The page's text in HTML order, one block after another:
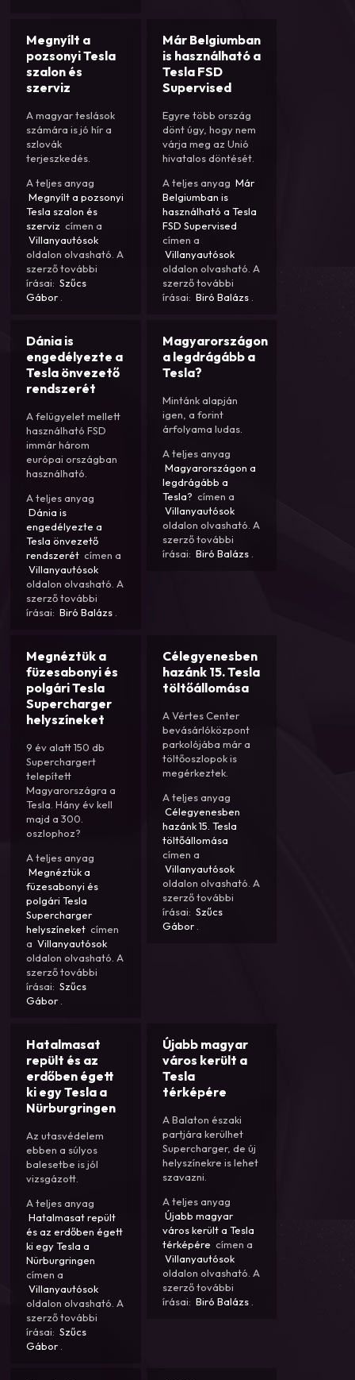
Megnyílt a
pozsonyi Tesla
szalon és
szerviz
A magyar teslások
számára is jó hír a
szlovák
terjeszkedés.
A teljes anyag
Megnyílt a pozsonyi
Tesla szalon és
szerviz címen a
Villanyautósok
oldalon olvasható. A
szerző további
írásai: Szűcs
Gábor
Már Belgiumban
is használható a
Tesla FSD
Supervised
Egyre több ország
dönt úgy, hogy nem
várja meg az Unió
hivatalos döntését.
A teljes anyag Már
Belgiumban is
használható a Tesla
FSD Supervised
címen a
Villanyautósok
oldalon olvasható. A
szerző további
írásai: Biró Balázs
Dánia is
engedélyezte a
Tesla önvezető
rendszerét
A felügyelet mellett
használható FSD
immár három
európai országban
használható.
A teljes anyag
Dánia is
engedélyezte a
Tesla önvezető
rendszerét címen a
Villanyautósok
oldalon olvasható. A
szerző további
írásai: Biró Balázs
Magyarországon
a legdrágább a
Tesla?
Mintánk alapján
igen, a forint
árfolyama ludas.
A teljes anyag
Magyarországon a
legdrágább a
Tesla? címen a
Villanyautósok
oldalon olvasható. A
szerző további
írásai: Biró Balázs
Megnéztük a
füzesabonyi és
polgári Tesla
Supercharger
helyszíneket
9 év alatt 150 db
Superchargert
telepített
Magyarországra a
Tesla. Hány év kell
majd a 300.
oszlophoz?
A teljes anyag
Megnéztük a
füzesabonyi és
polgári Tesla
Supercharger
helyszíneket címen
a Villanyautósok
oldalon olvasható. A
szerző további
írásai: Szűcs
Gábor
Célegyenesben
hazánk 15. Tesla
töltőállomása
A Vértes Center
bevásárlóközpont
parkolójába már a
töltőoszlopok is
megérkeztek.
A teljes anyag
Célegyenesben
hazánk 15. Tesla
töltőállomása
címen a
Villanyautósok
oldalon olvasható. A
szerző további
írásai: Szűcs
Gábor
Hatalmasat
repült és az
erdőben égett
ki egy Tesla a
Nürburgringen
Az utasvédelem
ebben a súlyos
balesetbe is jól
vizsgázott.
A teljes anyag
Hatalmasat repült
és az erdőben égett
ki egy Tesla a
Nürburgringen
címen a
Villanyautósok
oldalon olvasható. A
szerző további
írásai: Szűcs
Gábor
Újabb magyar
város került a
Tesla
térképére
A Balaton északi
partjára kerülhet
Supercharger, de új
helyszínekre is lehet
szavazni.
A teljes anyag
Újabb magyar
város került a Tesla
térképére címen a
Villanyautósok
oldalon olvasható. A
szerző további
írásai: Biró Balázs